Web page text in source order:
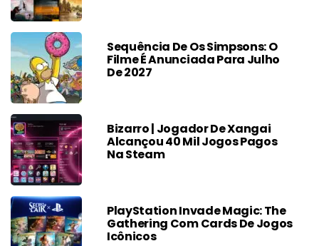
Sequência De Os Simpsons: O
Filme É Anunciada Para Julho
De 2027
Bizarro | Jogador De Xangai
Alcançou 40 Mil Jogos Pagos
Na Steam
PlayStation Invade Magic: The
Gathering Com Cards De Jogos
Icônicos